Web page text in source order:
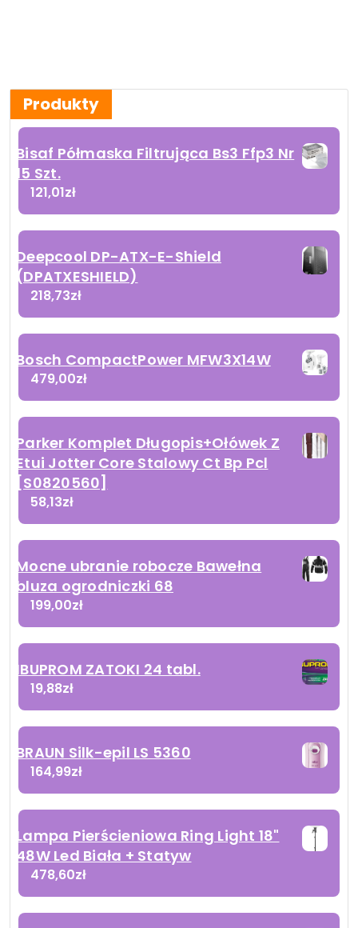
Produkty
Bisaf Półmaska Filtrująca Bs3 Ffp3 Nr
15 Szt.
121,01zł
Deepcool DP-ATX-E-Shield
(DPATXESHIELD)
218,73zł
Bosch CompactPower MFW3X14W
479,00zł
Parker Komplet Długopis+Ołówek Z
Etui Jotter Core Stalowy Ct Bp Pcl
[S0820560]
58,13zł
Mocne ubranie robocze Bawełna
bluza ogrodniczki 68
199,00zł
IBUPROM ZATOKI 24 tabl.
19,88zł
BRAUN Silk-epil LS 5360
164,99zł
Lampa Pierścieniowa Ring Light 18"
48W Led Biała + Statyw
478,60zł